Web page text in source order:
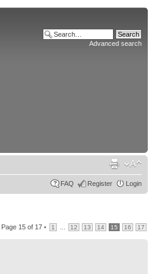
Advanced search
FAQ Register Login
Page 15 of 17 • 1 12 13 14 15 16 17